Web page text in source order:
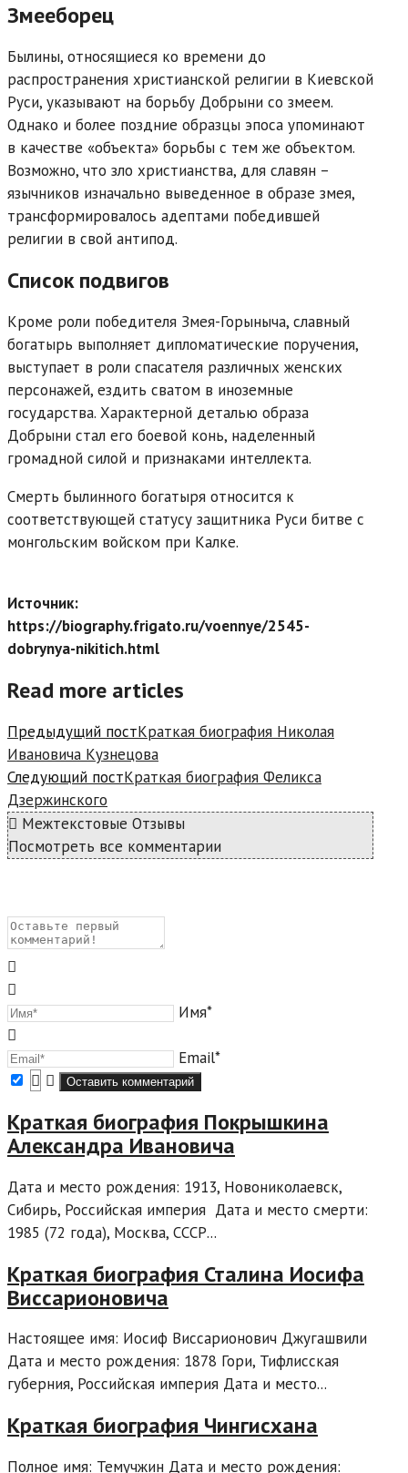
Змееборец
Былины, относящиеся ко времени до
распространения христианской религии в Киевской
Руси, указывают на борьбу Добрыни со змеем.
Однако и более поздние образцы эпоса упоминают
в качестве «объекта» борьбы с тем же объектом.
Возможно, что зло христианства, для славян –
язычников изначально выведенное в образе змея,
трансформировалось адептами победившей
религии в свой антипод.
Список подвигов
Кроме роли победителя Змея-Горыныча, славный
богатырь выполняет дипломатические поручения,
выступает в роли спасателя различных женских
персонажей, ездить сватом в иноземные
государства. Характерной деталью образа
Добрыни стал его боевой конь, наделенный
громадной силой и признаками интеллекта.
Смерть былинного богатыря относится к
соответствующей статусу защитника Руси битве с
монгольским войском при Калке.
Источник:
https://biography.frigato.ru/voennye/2545-
dobrynya-nikitich.html
Read more articles
Предыдущий постКраткая биография Николая
Ивановича Кузнецова
Следующий постКраткая биография Феликса
Дзержинского
Межтекстовые Отзывы
Посмотреть все комментарии
Имя*
Email*
Краткая биография Покрышкина
Александра Ивановича
Дата и место рождения: 1913, Новониколаевск,
Сибирь, Российская империя Дата и место смерти:
1985 (72 года), Москва, СССР...
Краткая биография Сталина Иосифа
Виссарионовича
Настоящее имя: Иосиф Виссарионович Джугашвили
Дата и место рождения: 1878 Гори, Тифлисская
губерния, Российская империя Дата и место...
Краткая биография Чингисхана
Полное имя: Темучжин Дата и место рождения: